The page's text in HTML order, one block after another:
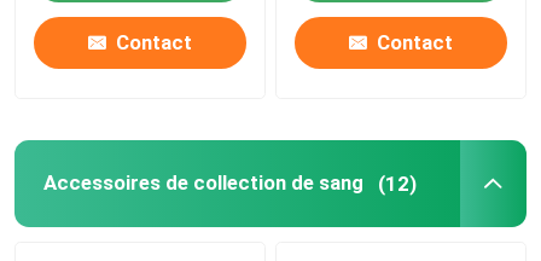
Contact Contact
Accessoires de collection de sang (12)